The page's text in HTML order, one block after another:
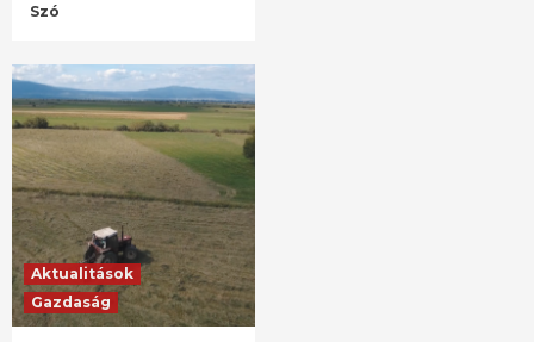
Szó
Aktualitások
Gazdaság